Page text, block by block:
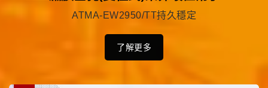
ATMA-EW2950/TT持久穩定
了解更多